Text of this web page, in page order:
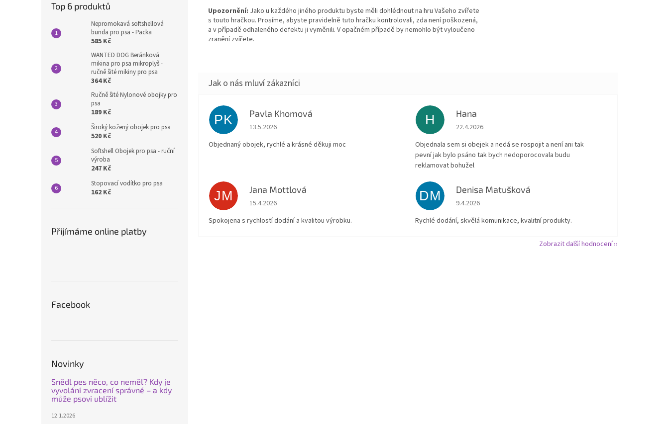
Top 6 produktů
Nepromokavá softshellová
bunda pro psa - Packa
585 Kč
WANTED DOG Beránková
mikina pro psa mikroplyš -
ručně šité mikiny pro psa
364 Kč
Ručně šité Nylonové obojky pro
psa
189 Kč
Široký kožený obojek pro psa
520 Kč
Softshell Obojek pro psa - ruční
výroba
247 Kč
Stopovací vodítko pro psa
162 Kč
Přijímáme online platby
Facebook
Novinky
Snědl pes něco, co neměl? Kdy je
vyvolání zvracení správné – a kdy
může psovi ublížit
12.1.2026
Upozornění: Jako u každého jiného produktu byste měli dohlédnout na hru Vašeho zvířete
s touto hračkou. Prosíme, abyste pravidelně tuto hračku kontrolovali, zda není poškozená,
a v případě odhaleného defektu ji vyměnili. V opačném případě by nemohlo být vyloučeno
zranění zvířete.
PK Pavla Khomová
Hodnocení obchodu je 5 z 5 hvězdiček.
13.5.2026
Objednaný obojek, rychlé a krásné děkuji moc
H Hana
Hodnocení obchodu je 5 z 5 hvězdiček.
22.4.2026
Objednala sem si obejek a nedá se rospojit a není ani tak
pevní jak bylo psáno tak bych nedoporocovala budu
reklamovat bohužel
JM Jana Mottlová
Hodnocení obchodu je 5 z 5 hvězdiček.
15.4.2026
Spokojena s rychlostí dodání a kvalitou výrobku.
DM Denisa Matušková
Hodnocení obchodu je 5 z 5 hvězdiček.
9.4.2026
Rychlé dodání, skvělá komunikace, kvalitní produkty.
Zobrazit další hodnocení